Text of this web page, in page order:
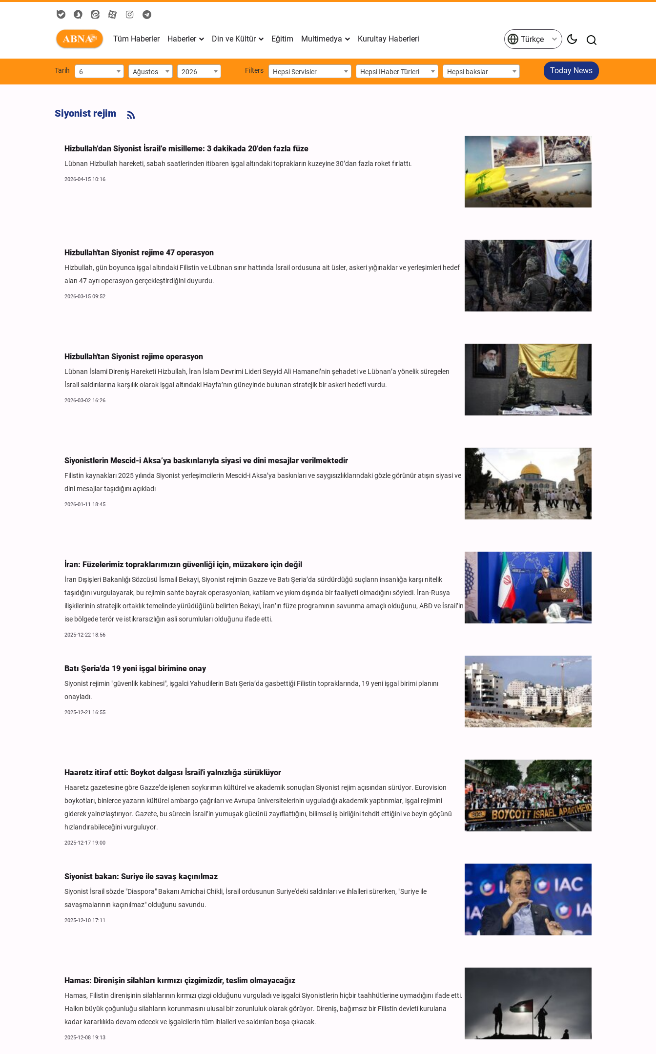
Tüm Haberler Haberler Din ve Kültür Eğitim Multimedya Kurultay Haberleri Türkçe
Tarih 6 Ağustos 2026 Filters Hepsi Servisler Hepsi اHaber Türleri Hepsi bakslar Today News
Siyonist rejim
Hizbullah’dan Siyonist İsrail’e misilleme: 3 dakikada 20’den fazla füze
Lübnan Hizbullah hareketi, sabah saatlerinden itibaren işgal altındaki toprakların kuzeyine 30’dan fazla roket fırlattı.
2026-04-15 10:16
Hizbullah'tan Siyonist rejime 47 operasyon
Hizbullah, gün boyunca işgal altındaki Filistin ve Lübnan sınır hattında İsrail ordusuna ait üsler, askeri yığınaklar ve yerleşimleri hedef
alan 47 ayrı operasyon gerçekleştirdiğini duyurdu.
2026-03-15 09:52
Hizbullah'tan Siyonist rejime operasyon
Lübnan İslami Direniş Hareketi Hizbullah, İran İslam Devrimi Lideri Seyyid Ali Hamanei’nin şehadeti ve Lübnan’a yönelik süregelen
İsrail saldırılarına karşılık olarak işgal altındaki Hayfa’nın güneyinde bulunan stratejik bir askeri hedefi vurdu.
2026-03-02 16:26
Siyonistlerin Mescid-i Aksa’ya baskınlarıyla siyasi ve dini mesajlar verilmektedir
Filistin kaynakları 2025 yılında Siyonist yerleşimcilerin Mescid-i Aksa’ya baskınları ve saygısızlıklarındaki gözle görünür atışın siyasi ve
dini mesajlar taşıdığını açıkladı
2026-01-11 18:45
İran: Füzelerimiz topraklarımızın güvenliği için, müzakere için değil
İran Dışişleri Bakanlığı Sözcüsü İsmail Bekayi, Siyonist rejimin Gazze ve Batı Şeria’da sürdürdüğü suçların insanlığa karşı nitelik
taşıdığını vurgulayarak, bu rejimin sahte bayrak operasyonları, katliam ve yıkım dışında bir faaliyeti olmadığını söyledi. İran-Rusya
ilişkilerinin stratejik ortaklık temelinde yürüdüğünü belirten Bekayi, İran’ın füze programının savunma amaçlı olduğunu, ABD ve İsrail’in
ise bölgede terör ve istikrarsızlığın asli sorumluları olduğunu ifade etti.
2025-12-22 18:56
Batı Şeria'da 19 yeni işgal birimine onay
Siyonist rejimin "güvenlik kabinesi", işgalci Yahudilerin Batı Şeria’da gasbettiği Filistin topraklarında, 19 yeni işgal birimi planını
onayladı.
2025-12-21 16:55
Haaretz itiraf etti: Boykot dalgası İsrail'i yalnızlığa sürüklüyor
Haaretz gazetesine göre Gazze’de işlenen soykırımın kültürel ve akademik sonuçları Siyonist rejim açısından sürüyor. Eurovision
boykotları, binlerce yazarın kültürel ambargo çağrıları ve Avrupa üniversitelerinin uyguladığı akademik yaptırımlar, işgal rejimini
giderek yalnızlaştırıyor. Gazete, bu sürecin İsrail’in yumuşak gücünü zayıflattığını, bilimsel iş birliğini tehdit ettiğini ve beyin göçünü
hızlandırabileceğini vurguluyor.
2025-12-17 19:00
Siyonist bakan: Suriye ile savaş kaçınılmaz
Siyonist İsrail sözde "Diaspora" Bakanı Amichai Chikli, İsrail ordusunun Suriye'deki saldırıları ve ihlalleri sürerken, "Suriye ile
savaşmalarının kaçınılmaz" olduğunu savundu.
2025-12-10 17:11
Hamas: Direnişin silahları kırmızı çizgimizdir, teslim olmayacağız
Hamas, Filistin direnişinin silahlarının kırmızı çizgi olduğunu vurguladı ve işgalci Siyonistlerin hiçbir taahhütlerine uymadığını ifade etti.
Halkın büyük çoğunluğu silahların korunmasını ulusal bir zorunluluk olarak görüyor. Direniş, bağımsız bir Filistin devleti kurulana
kadar kararlılıkla devam edecek ve işgalcilerin tüm ihlalleri ve saldırıları boşa çıkacak.
2025-12-08 19:13